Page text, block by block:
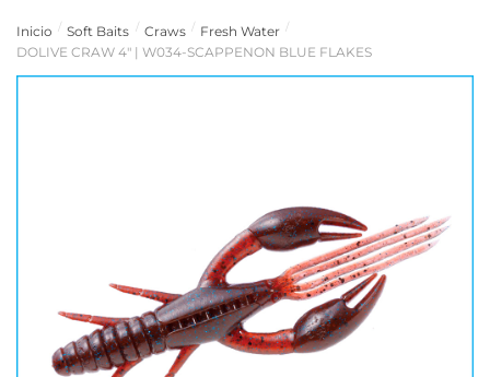
Inicio / Soft Baits / Craws / Fresh Water /
DOLIVE CRAW 4" | W034-SCAPPENON BLUE FLAKES